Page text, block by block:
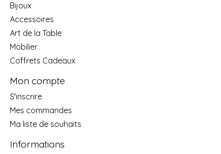
Bijoux
Accessoires
Art de la Table
Mobilier
Coffrets Cadeaux
Mon compte
S'inscrire
Mes commandes
Ma liste de souhaits
Informations